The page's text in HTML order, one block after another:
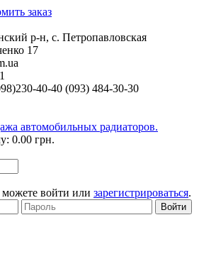
заказ
р-н, с. Петропавловская
17
40-40 (093) 484-30-30
0.00 грн.
войти или зарегистрироваться.